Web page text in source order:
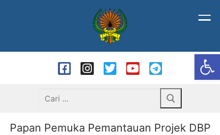
Papan Pemuka Pemantauan Projek DBP